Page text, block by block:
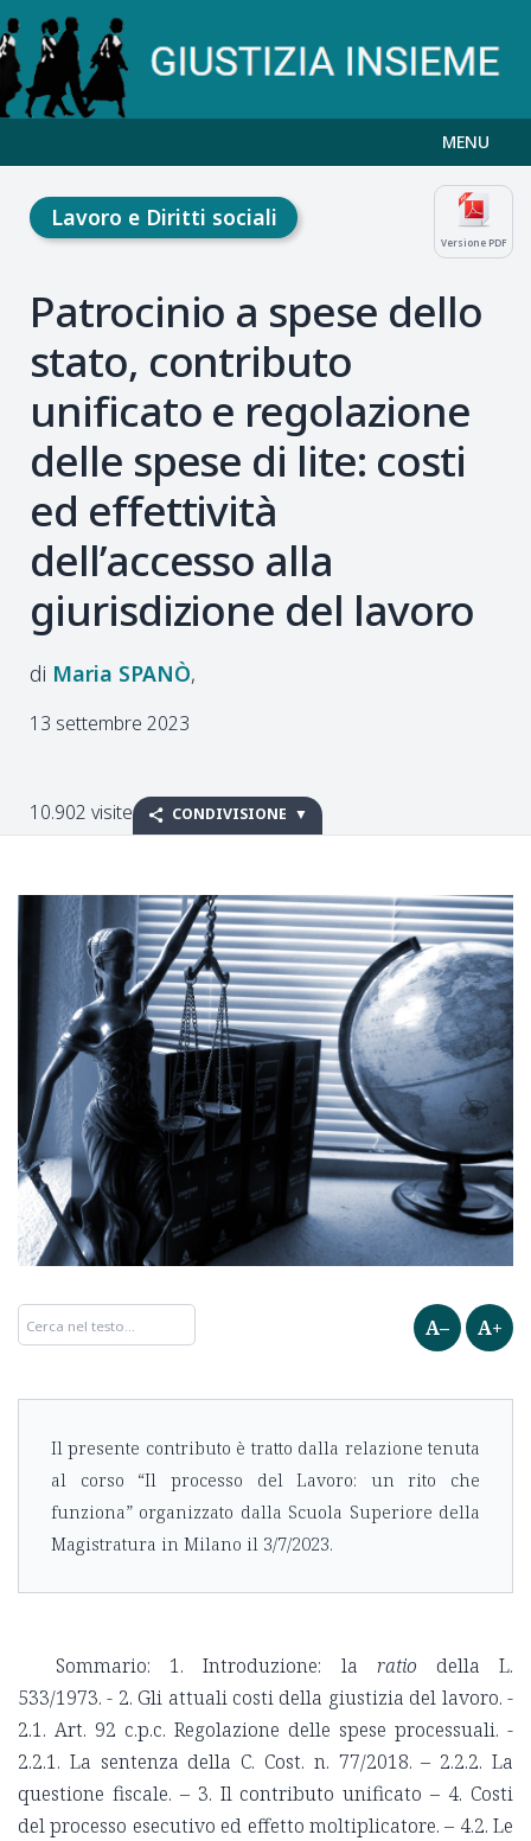
MENU
Versione PDF
Lavoro e Diritti sociali
Patrocinio a spese dello
stato, contributo
unificato e regolazione
delle spese di lite: costi
ed effettività
dell’accesso alla
giurisdizione del lavoro
Maria SPANÒ
13 settembre 2023
10.902 visite CONDIVISIONE
A– A+
Il presente contributo è tratto dalla relazione tenuta
al corso “Il processo del Lavoro: un rito che
funziona” organizzato dalla Scuola Superiore della
Magistratura in Milano il 3/7/2023.
Sommario: 1. Introduzione: la ratio della L.
533/1973. - 2. Gli attuali costi della giustizia del lavoro. -
2.1. Art. 92 c.p.c. Regolazione delle spese processuali. -
2.2.1. La sentenza della C. Cost. n. 77/2018. – 2.2.2. La
questione fiscale. – 3. Il contributo unificato – 4. Costi
del processo esecutivo ed effetto moltiplicatore. – 4.2. Le